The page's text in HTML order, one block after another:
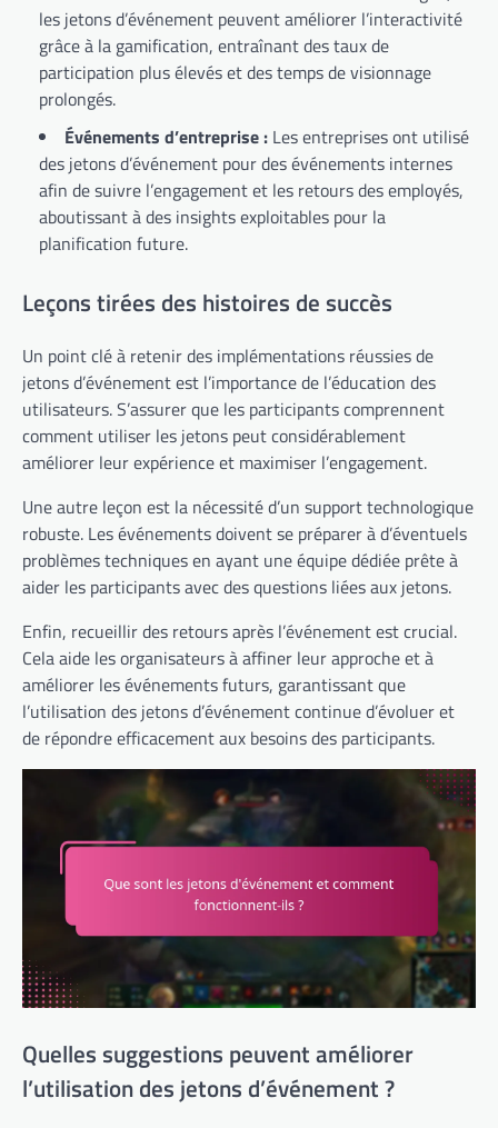
les jetons d’événement peuvent améliorer l’interactivité
grâce à la gamification, entraînant des taux de
participation plus élevés et des temps de visionnage
prolongés.
Événements d’entreprise : Les entreprises ont utilisé
des jetons d’événement pour des événements internes
afin de suivre l’engagement et les retours des employés,
aboutissant à des insights exploitables pour la
planification future.
Leçons tirées des histoires de succès
Un point clé à retenir des implémentations réussies de
jetons d’événement est l’importance de l’éducation des
utilisateurs. S’assurer que les participants comprennent
comment utiliser les jetons peut considérablement
améliorer leur expérience et maximiser l’engagement.
Une autre leçon est la nécessité d’un support technologique
robuste. Les événements doivent se préparer à d’éventuels
problèmes techniques en ayant une équipe dédiée prête à
aider les participants avec des questions liées aux jetons.
Enfin, recueillir des retours après l’événement est crucial.
Cela aide les organisateurs à affiner leur approche et à
améliorer les événements futurs, garantissant que
l’utilisation des jetons d’événement continue d’évoluer et
de répondre efficacement aux besoins des participants.
Quelles suggestions peuvent améliorer
l’utilisation des jetons d’événement ?